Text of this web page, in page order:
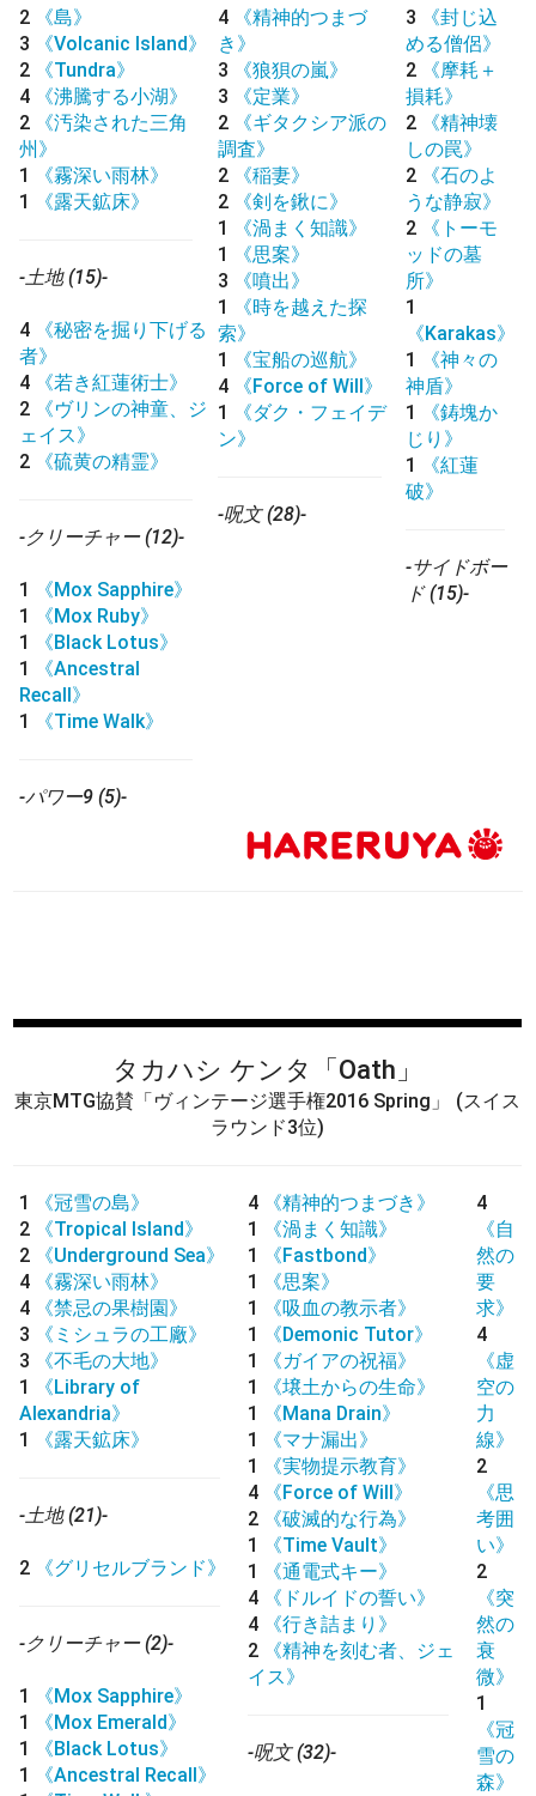
2
《島》
3
《Volcanic Island》
2
《Tundra》
4
《沸騰する小湖》
2
《汚染された三角
州》
1
《霧深い雨林》
1
《露天鉱床》
-土地 (15)-
4
《秘密を掘り下げる
者》
4
《若き紅蓮術士》
2
《ヴリンの神童、ジ
ェイス》
2
《硫黄の精霊》
-クリーチャー (12)-
1
《Mox Sapphire》
1
《Mox Ruby》
1
《Black Lotus》
1
《Ancestral
Recall》
1
《Time Walk》
-パワー9 (5)-
4
《精神的つまづ
き》
3
《狼狽の嵐》
3
《定業》
2
《ギタクシア派の
調査》
2
《稲妻》
2
《剣を鍬に》
1
《渦まく知識》
1
《思案》
3
《噴出》
1
《時を越えた探
索》
1
《宝船の巡航》
4
《Force of Will》
1
《ダク・フェイデ
ン》
-呪文 (28)-
3
《封じ込
める僧侶》
2
《摩耗＋
損耗》
2
《精神壊
しの罠》
2
《石のよ
うな静寂》
2
《トーモ
ッドの墓
所》
1
《Karakas》
1
《神々の
神盾》
1
《鋳塊か
じり》
1
《紅蓮
破》
-サイドボー
ド (15)-
タカハシ ケンタ 「Oath」
東京MTG協賛「ヴィンテージ選手権2016 Spring」
(スイス
ラウンド3位)
1
《冠雪の島》
2
《Tropical Island》
2
《Underground Sea》
4
《霧深い雨林》
4
《禁忌の果樹園》
3
《ミシュラの工廠》
3
《不毛の大地》
1
《Library of
Alexandria》
1
《露天鉱床》
-土地 (21)-
2 《グリセルブランド》
-クリーチャー (2)-
1
《Mox Sapphire》
1
《Mox Emerald》
1
《Black Lotus》
1
《Ancestral Recall》
4
《精神的つまづき》
1
《渦まく知識》
1
《Fastbond》
1
《思案》
1
《吸血の教示者》
1
《Demonic Tutor》
1
《ガイアの祝福》
1
《壌土からの生命》
1
《Mana Drain》
1
《マナ漏出》
1
《実物提示教育》
4
《Force of Will》
2
《破滅的な行為》
1
《Time Vault》
1
《通電式キー》
4
《ドルイドの誓い》
4
《行き詰まり》
2
《精神を刻む者、ジェ
イス》
-呪文 (32)-
4
《自
然の
要
求》
4
《虚
空の
力
線》
2
《思
考囲
い》
2
《突
然の
衰
微》
1
《冠
雪の
森》